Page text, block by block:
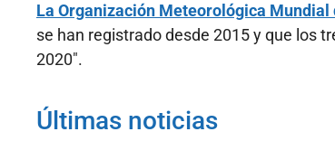
La Organización Meteorológica Mundial
se han registrado desde 2015 y que los
2020".
Últimas noticias